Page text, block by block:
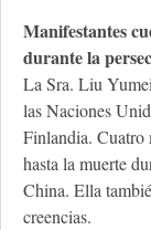
Manifestantes
durante la
La Sra. Liu
las Naciones
Finlandia. Cuatro
hasta la muerte
China. Ella
creencias.